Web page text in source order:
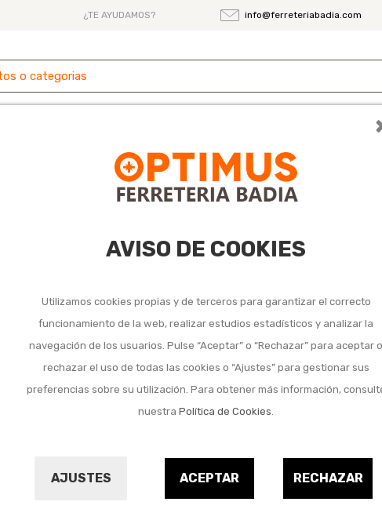
AVISO DE COOKIES
Utilizamos cookies propias y de terceros para garantizar el correcto
funcionamiento de la web, realizar estudios estadísticos y analizar la
navegación de los usuarios. Pulse “Aceptar” o “Rechazar” para aceptar
rechazar el uso de todas las cookies o “Ajustes” para gestionar sus
preferencias sobre su utilización. Para obtener más información,
nuestraPolítica de Cookies
AJUSTES ACEPTAR RECHAZAR
¿TE AYUDAMOS? info@ferreteriabadia.com
y
/ 100 mm con neon
Destornillador
5,45 €
Impuestos incluidos
Comprar